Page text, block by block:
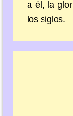
a él, la
los siglos.